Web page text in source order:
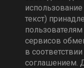
текст)
сервисов
в
соглашением.